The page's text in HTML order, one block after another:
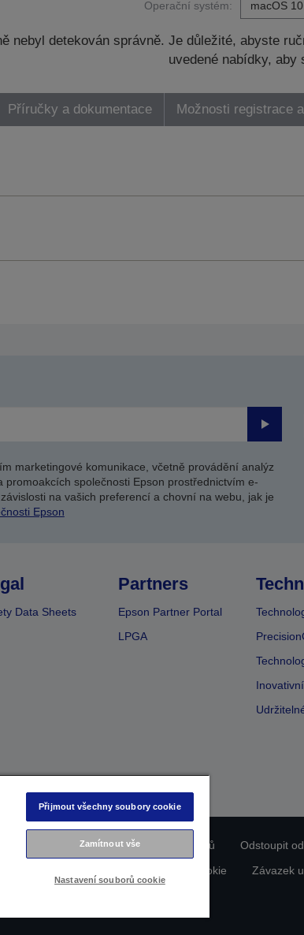
Operační systém:
nebyl detekován správně. Je důležité, abyste
uvedené nabídky, aby
Příručky a dokumentace Možnosti registrace
Odeslat
marketingové komunikace, včetně provádění analýz
společnosti Epson prostřednictvím e-
na vašich preferencí a chovní na webu, jak je
Epson
Data Sheets
Partners
Epson Partner Portal
LPGA
Prohlášení o ochraně osobních údajů Odstoupit
Informace o souborech cookie Závazek
Přijmout všechny soubory cookie
Zamítnout vše
Nastavení souborů cookie